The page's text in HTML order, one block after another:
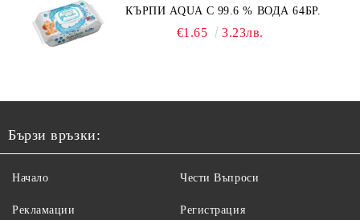
КЪРПИ AQUA С 99.6 % ВОДА 64БР.
€1.65 3.23лв.
Бързи връзки:
Начало
Рекламации
Чести Въпроси
Регистрация